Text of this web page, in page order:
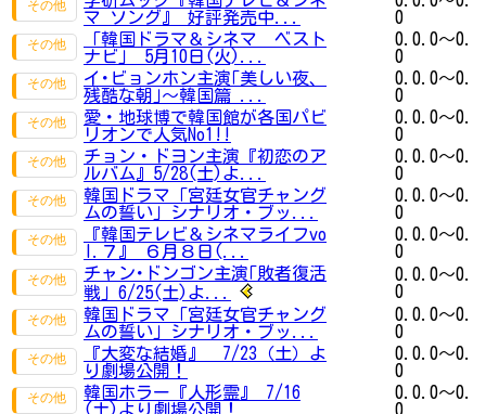
マ ソング』 好評発売中...
0
「韓国ドラマ＆シネマ ベスト
ナビ」 5月10日(火)...
0.0.0～0.
0
イ･ビョンホン主演｢美しい夜、
残酷な朝｣～韓国篇 ...
0.0.0～0.
0
愛・地球博で韓国館が各国パビ
リオンで人気No1!!
0.0.0～0.
0
チョン・ドヨン主演『初恋のア
ルバム』5/28(土)よ...
0.0.0～0.
0
韓国ドラマ「宮廷女官チャング
ムの誓い」シナリオ・ブッ...
0.0.0～0.
0
『韓国テレビ＆シネマライフvo
l.７』 ６月８日(...
0.0.0～0.
0
チャン･ドンゴン主演｢敗者復活
戦｣ 6/25(土)よ...
0.0.0～0.
0
韓国ドラマ「宮廷女官チャング
ムの誓い」シナリオ・ブッ...
0.0.0～0.
0
『大変な結婚』 7/23（土）よ
り劇場公開！
0.0.0～0.
0
韓国ホラー『人形霊』 7/16
(土)より劇場公開！
0.0.0～0.
0